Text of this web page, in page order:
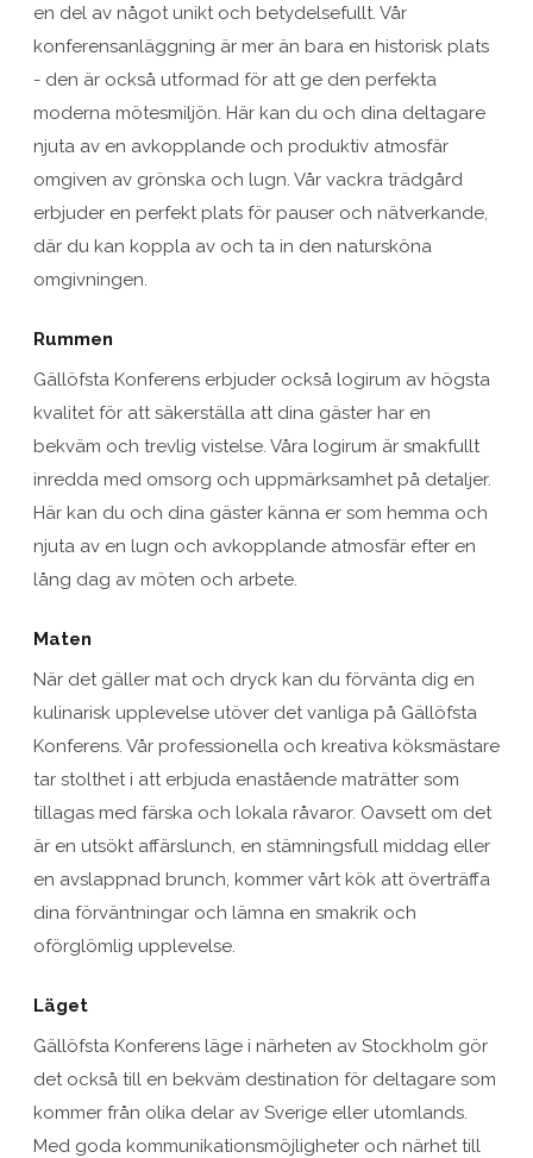
en del av något unikt och betydelsefullt. Vår
konferensanläggning är mer än bara en historisk plats
- den är också utformad för att ge den perfekta
moderna mötesmiljön. Här kan du och dina deltagare
njuta av en avkopplande och produktiv atmosfär
omgiven av grönska och lugn. Vår vackra trädgård
erbjuder en perfekt plats för pauser och nätverkande,
där du kan koppla av och ta in den natursköna
omgivningen.
Rummen
Gällöfsta Konferens erbjuder också logirum av högsta
kvalitet för att säkerställa att dina gäster har en
bekväm och trevlig vistelse. Våra logirum är smakfullt
inredda med omsorg och uppmärksamhet på detaljer.
Här kan du och dina gäster känna er som hemma och
njuta av en lugn och avkopplande atmosfär efter en
lång dag av möten och arbete.
Maten
När det gäller mat och dryck kan du förvänta dig en
kulinarisk upplevelse utöver det vanliga på Gällöfsta
Konferens. Vår professionella och kreativa köksmästare
tar stolthet i att erbjuda enastående maträtter som
tillagas med färska och lokala råvaror. Oavsett om det
är en utsökt affärslunch, en stämningsfull middag eller
en avslappnad brunch, kommer vårt kök att överträffa
dina förväntningar och lämna en smakrik och
oförglömlig upplevelse.
Läget
Gällöfsta Konferens läge i närheten av Stockholm gör
det också till en bekväm destination för deltagare som
kommer från olika delar av Sverige eller utomlands.
Med goda kommunikationsmöjligheter och närhet till